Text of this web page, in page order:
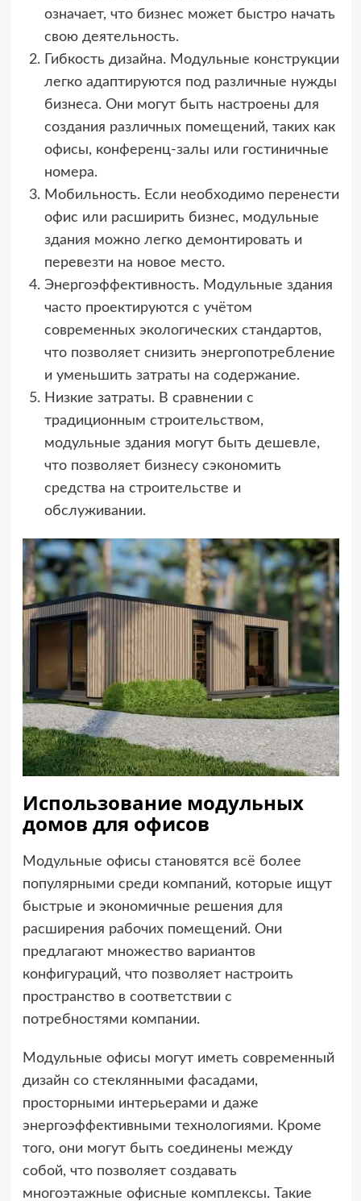
означает, что бизнес может быстро начать
свою деятельность.
Гибкость дизайна. Модульные конструкции
легко адаптируются под различные нужды
бизнеса. Они могут быть настроены для
создания различных помещений, таких как
офисы, конференц-залы или гостиничные
номера.
Мобильность. Если необходимо перенести
офис или расширить бизнес, модульные
здания можно легко демонтировать и
перевезти на новое место.
Энергоэффективность. Модульные здания
часто проектируются с учётом
современных экологических стандартов,
что позволяет снизить энергопотребление
и уменьшить затраты на содержание.
Низкие затраты. В сравнении с
традиционным строительством,
модульные здания могут быть дешевле,
что позволяет бизнесу сэкономить
средства на строительстве и
обслуживании.
Использование модульных
домов для офисов
Модульные офисы становятся всё более
популярными среди компаний, которые ищут
быстрые и экономичные решения для
расширения рабочих помещений. Они
предлагают множество вариантов
конфигураций, что позволяет настроить
пространство в соответствии с
потребностями компании.
Модульные офисы могут иметь современный
дизайн со стеклянными фасадами,
просторными интерьерами и даже
энергоэффективными технологиями. Кроме
того, они могут быть соединены между
собой, что позволяет создавать
многоэтажные офисные комплексы. Такие